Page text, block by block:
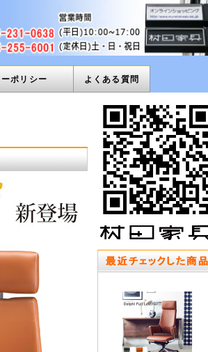
ポリシー よくある質問